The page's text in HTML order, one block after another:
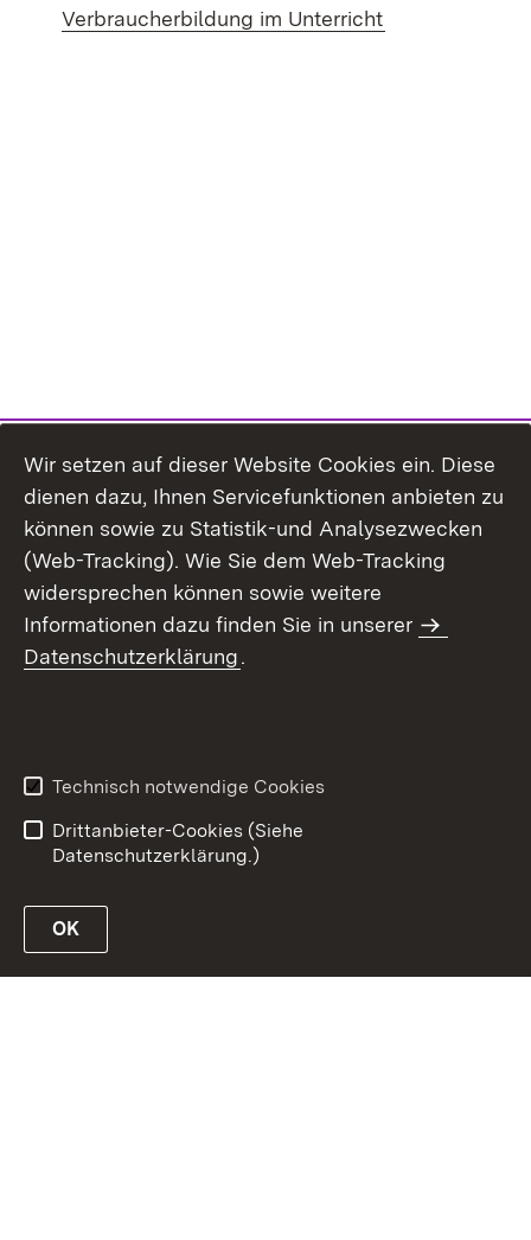
Verbraucherbildung im Unterricht
Wir setzen auf dieser Website Cookies ein. Diese
dienen dazu, Ihnen Servicefunktionen anbieten zu
können sowie zu Statistik-und Analysezwecken
(Web-Tracking). Wie Sie dem Web-Tracking
widersprechen können sowie weitere
Informationen dazu finden Sie in unserer
Datenschutzerklärung.
Technisch notwendige Cookies
Drittanbieter-Cookies (Siehe
Datenschutzerklärung.)
OK